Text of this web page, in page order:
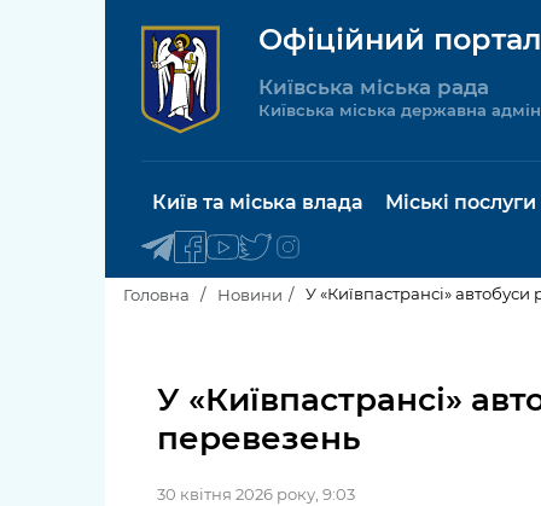
Офіційний
Київська міська рада
Київська міська державна
Київ та міська влада
Київська міська рада
Міські послуги
послуги
Головна Новини У «Київпастрансі»
У «Київпастрансі»
перевезень
30 квітня 2026 року, 9:03